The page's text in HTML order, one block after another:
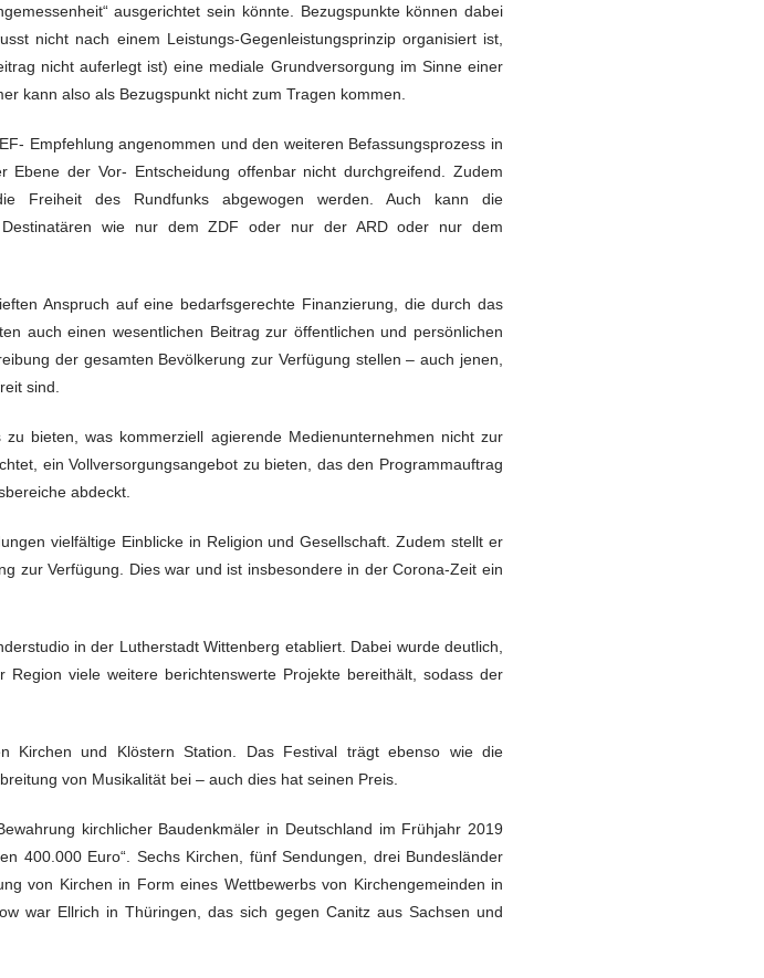
ausgerichtet sein könnte. Bezugspunkte können dabei
nicht nach einem Leistungs-Gegenleistungsprinzip organisiert ist,
nicht auferlegt ist) eine mediale Grundversorgung im Sinne einer
kann also als Bezugspunkt nicht zum Tragen kommen.
Empfehlung angenommen und den weiteren Befassungsprozess in
der Vor- Entscheidung offenbar nicht durchgreifend. Zudem
Freiheit des Rundfunks abgewogen werden. Auch kann die
wie nur dem ZDF oder nur der ARD oder nur dem
Anspruch auf eine bedarfsgerechte Finanzierung, die durch das
auch einen wesentlichen Beitrag zur öffentlichen und persönlichen
der gesamten Bevölkerung zur Verfügung stellen – auch jenen,
sind.
bieten, was kommerziell agierende Medienunternehmen nicht zur
ein Vollversorgungsangebot zu bieten, das den Programmauftrag
abdeckt.
vielfältige Einblicke in Religion und Gesellschaft. Zudem stellt er
zur Verfügung. Dies war und ist insbesondere in der Corona-Zeit ein
in der Lutherstadt Wittenberg etabliert. Dabei wurde deutlich,
viele weitere berichtenswerte Projekte bereithält, sodass der
Kirchen und Klöstern Station. Das Festival trägt ebenso wie die
von Musikalität bei – auch dies hat seinen Preis.
kirchlicher Baudenkmäler in Deutschland im Frühjahr 2019
400.000 Euro“. Sechs Kirchen, fünf Sendungen, drei Bundesländer
von Kirchen in Form eines Wettbewerbs von Kirchengemeinden in
war Ellrich in Thüringen, das sich gegen Canitz aus Sachsen und